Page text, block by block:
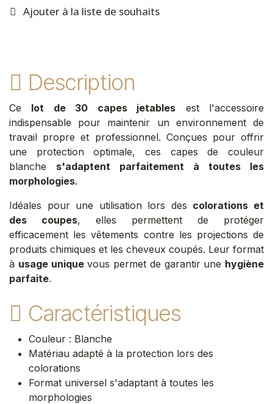
Ajouter à la liste de souhaits
Description
Ce lot de 30 capes jetables est l'accessoire
indispensable pour maintenir un environnement de
travail propre et professionnel. Conçues pour offrir
une protection optimale, ces capes de couleur
blanche s'adaptent parfaitement à toutes les
morphologies.
Idéales pour une utilisation lors des colorations et
des coupes, elles permettent de protéger
efficacement les vêtements contre les projections de
produits chimiques et les cheveux coupés. Leur format
à usage uniquevous permet de garantir une hygiène
parfaite.
Caractéristiques
Couleur : Blanche
Matériau adapté à la protection lors des
colorations
Format universel s'adaptant à toutes les
morphologies